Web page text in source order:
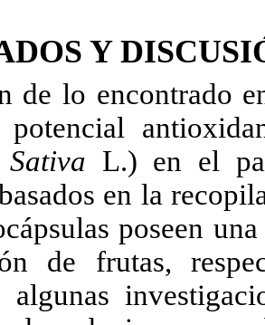
Y
de lo encontrado
L.) en el
en la
poseen
de frutas,
algunas